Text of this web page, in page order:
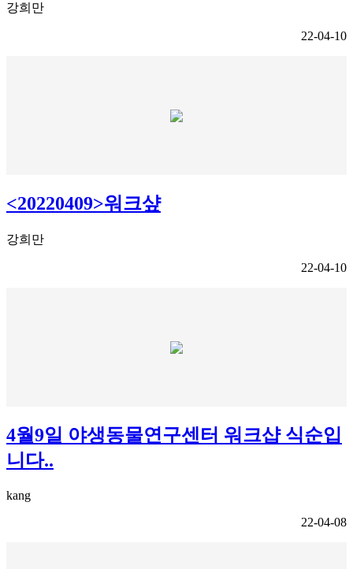
강희만
22-04-10
<20220409>워크샾
강희만
22-04-10
4월9일 야생동물연구센터 워크샵 식순입
니다..
kang
22-04-08